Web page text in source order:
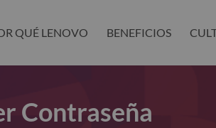
QUÉ LENOVO BENEFICIOS
Contraseña